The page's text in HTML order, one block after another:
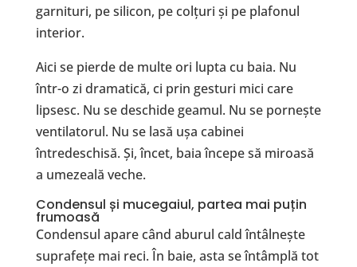
garnituri, pe silicon, pe colțuri și pe plafonul
interior.
Aici se pierde de multe ori lupta cu baia. Nu
într-o zi dramatică, ci prin gesturi mici care
lipsesc. Nu se deschide geamul. Nu se pornește
ventilatorul. Nu se lasă ușa cabinei
întredeschisă. Și, încet, baia începe să miroasă
a umezeală veche.
Condensul și mucegaiul, partea mai puțin
frumoasă
Condensul apare când aburul cald întâlnește
suprafețe mai reci. În baie, asta se întâmplă tot